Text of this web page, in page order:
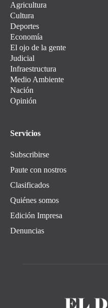
Agricultura
Cultura
Deportes
Economía
El ojo de la gente
Judicial
Infraestructura
Medio Ambiente
Nación
Opinión
Servicios
Subscribirse
Paute con nostros
Clasificados
Quiénes somos
Edición Impresa
Denuncias